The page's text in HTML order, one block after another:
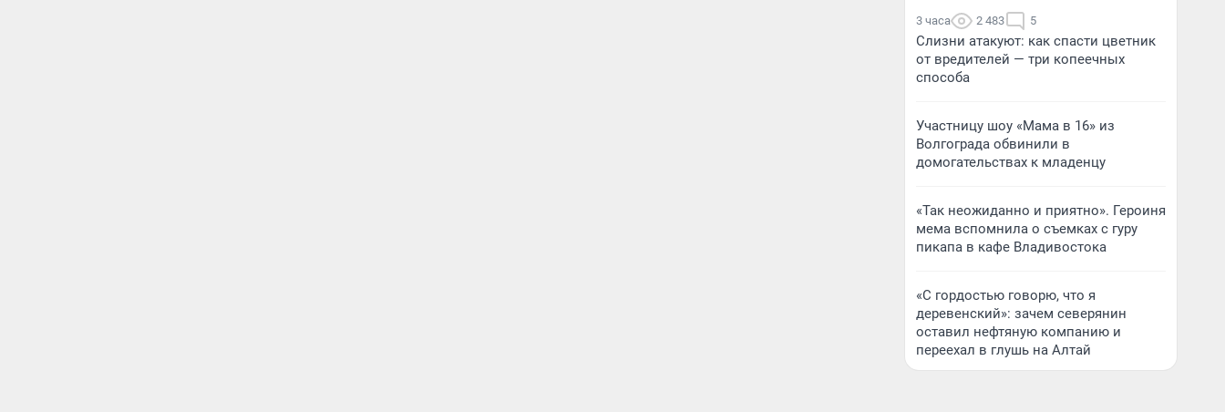
3 часа 2 483 5
Слизни атакуют: как спасти цветник
от вредителей — три копеечных
способа
Участницу шоу «Мама в 16» из
Волгограда обвинили в
домогательствах к младенцу
«Так неожиданно и приятно». Героиня
мема вспомнила о съемках с гуру
пикапа в кафе Владивостока
«С гордостью говорю, что я
деревенский»: зачем северянин
оставил нефтяную компанию и
переехал в глушь на Алтай